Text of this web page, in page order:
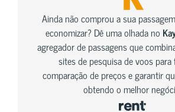
Ainda não comprou a sua
economizar? Dê uma olhada no
agregador de passagens que
sites de pesquisa de voos para
comparação de preços e garantir
obtendo o melhor